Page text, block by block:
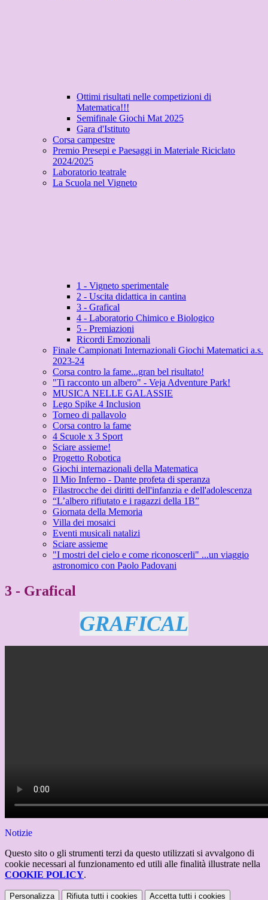
Ottimi risultati nelle competizioni di
Matematica!!!
Semifinale Giochi Mat 2025
Gara d'Istituto
Corsa campestre
Premio Presepi e Paesaggi in Materiale Riciclato
2024/2025
Laboratorio teatrale
La Scuola nel Vigneto
1 - Vigneto sperimentale
2 - Uscita didattica in cantina
3 - Grafical
4 - Laboratorio Chimico e Biologico
5 - Premiazioni
Ricordi Emozionali
Finale Campionati Internazionali Giochi Matematici a.s.
2023-24
Corsa contro la fame...gran bel risultato!
"Ti racconto un albero" - Veja Adventure Park!
MUSICA NELLE GALASSIE
Lego Spike 4 Inclusion
Torneo di pallavolo
Corsa contro la fame
4 Scuole x 3 Sport
Sciare assieme!
Progetto Robotica
Giochi internazionali della Matematica
Il Mio Inferno - Dante profeta di speranza
Filastrocche dei diritti dell'infanzia e dell'adolescenza
“L’albero rifiutato e i ragazzi della 1B”
Giornata della Memoria
Villa dei mosaici
Eventi musicali natalizi
Sciare assieme
"I mostri del cielo e come riconoscerli" ...un viaggio
astronomico con Paolo Padovani
3 - Grafical
GRAFICAL
Notizie
Questo sito o gli strumenti terzi da questo utilizzati si avvalgono di
cookie necessari al funzionamento ed utili alle finalità illustrate nella
COOKIE POLICY.
Personalizza Rifiuta tutti i cookies Accetta tutti i cookies